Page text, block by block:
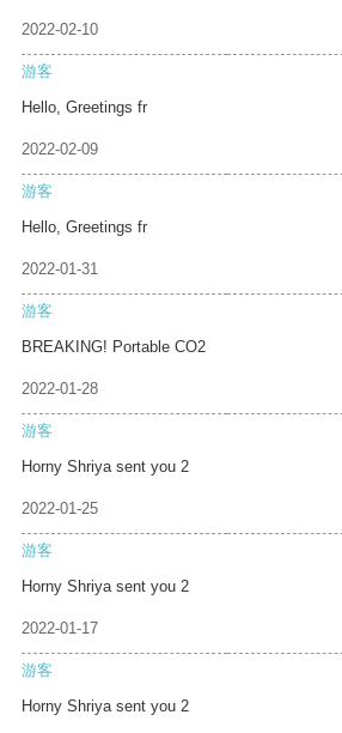
2022-02-10
游客
Hello, Greetings fr
2022-02-09
游客
Hello, Greetings fr
2022-01-31
游客
BREAKING! Portable CO2
2022-01-28
游客
Horny Shriya sent you 2
2022-01-25
游客
Horny Shriya sent you 2
2022-01-17
游客
Horny Shriya sent you 2